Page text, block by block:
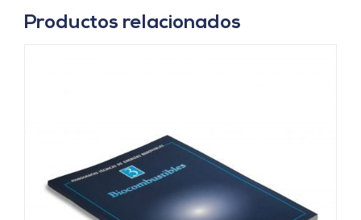
Productos relacionados